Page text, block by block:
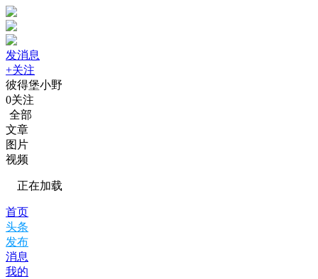
发消息
+关注
彼得堡小野
0关注
全部
文章
图片
视频
正在加载
首页
头条
发布
消息
我的